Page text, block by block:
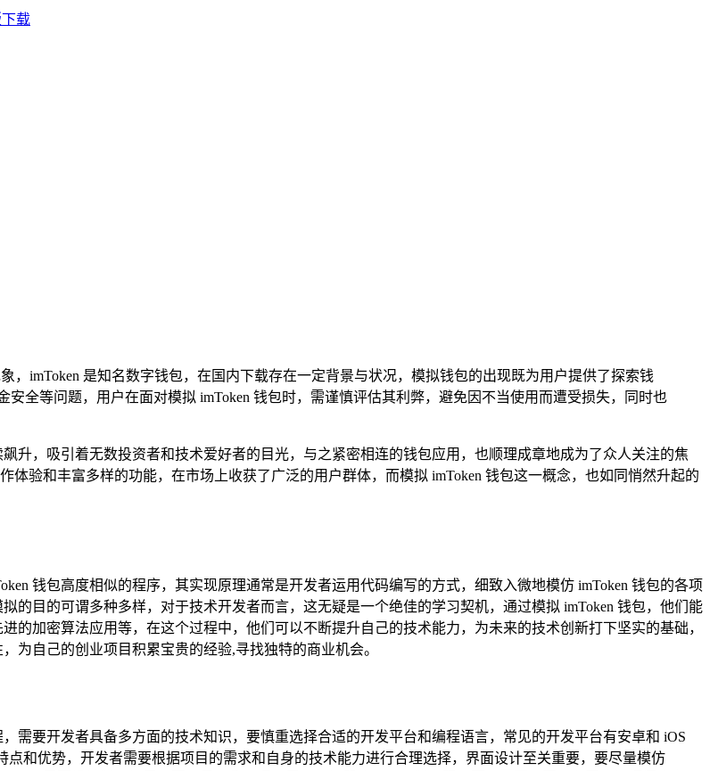
，imToken 是知名数字钱包，在国内下载存在一定背景与状况，模拟钱包的出现既为用户提供了探索钱
全等问题，用户在面对模拟 imToken 钱包时，需谨慎评估其利弊，避免因不当使用而遭受损失，同时也
升，吸引着无数投资者和技术爱好者的目光，与之紧密相连的钱包应用，也顺理成章地成为了众人关注的焦
体验和丰富多样的功能，在市场上收获了广泛的用户群体，而模拟 imToken 钱包这一概念，也如同悄然升起的
钱包高度相似的程序，其实现原理通常是开发者运用代码编写的方式，细致入微地模仿 imToken 钱包的各项
的目的可谓多种多样，对于技术开发者而言，这无疑是一个绝佳的学习契机，通过模拟 imToken 钱包，他们能
的加密算法应用等，在这个过程中，他们可以不断提升自己的技术能力，为未来的技术创新打下坚实的基础，
为自己的创业项目积累宝贵的经验,寻找独特的商业机会。
需要开发者具备多方面的技术知识，要慎重选择合适的开发平台和编程语言，常见的开发平台有安卓和 iOS
和优势，开发者需要根据项目的需求和自身的技术能力进行合理选择，界面设计至关重要，要尽量模仿